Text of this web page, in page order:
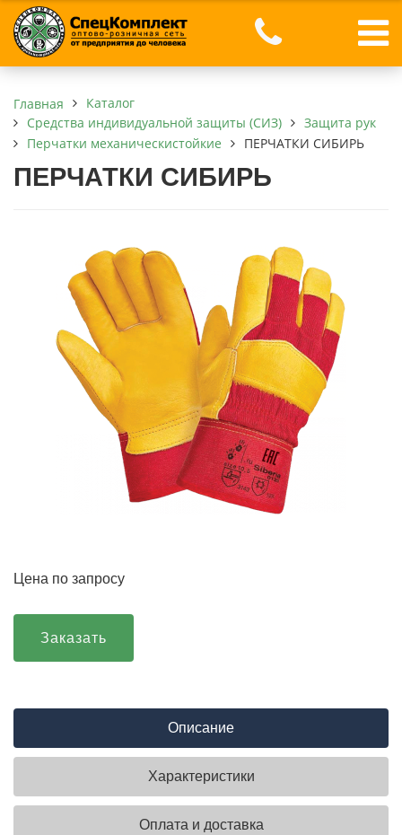
Главная
Каталог
Средства индивидуальной защиты (СИЗ)
Защита рук
Перчатки механическистойкие
ПЕРЧАТКИ СИБИРЬ
ПЕРЧАТКИ СИБИРЬ
Цена по запросу
Заказать
Описание
Характеристики
Оплата и доставка